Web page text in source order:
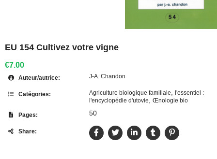
EU 154 Cultivez votre vigne
€7.00
Auteur/autrice: J-A. Chandon
Catégories: Agriculture biologique familiale
l'essentiel :
l'encyclopédie d'utovie
Œnologie bio
Pages: 50
Share: